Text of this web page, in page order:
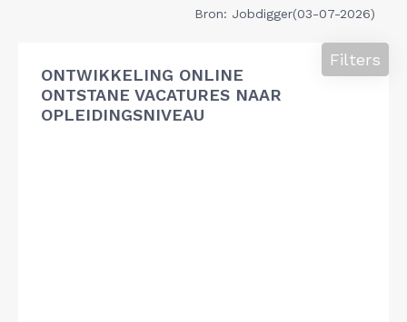
Bron: Jobdigger(03-07-2026)
ONTWIKKELING ONLINE
ONTSTANE VACATURES NAAR
OPLEIDINGSNIVEAU
Filters